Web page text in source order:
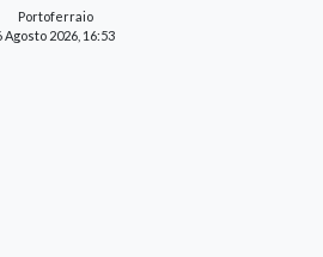
Portoferraio
Agosto 2026, 16:53